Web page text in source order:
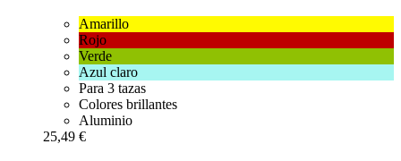
Amarillo
Rojo
Verde
Azul claro
Para 3 tazas
Colores brillantes
Aluminio
25,49 €